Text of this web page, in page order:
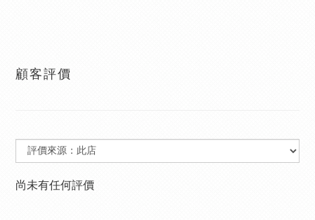
顧客評價
尚未有任何評價